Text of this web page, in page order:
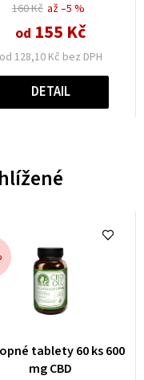
160 Kč
od 128,10 Kč bez DPH
od 155 Kč
až –5 %
DETAIL
Průměrné
hodnocení
tablety 60 ks 600
mg CBD